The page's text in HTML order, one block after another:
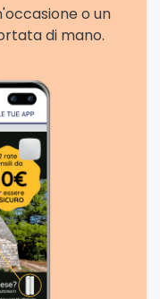
o un
di mano.